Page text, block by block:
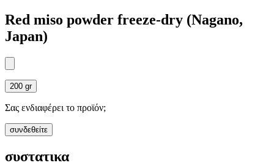
Red miso powder freeze-dry (Nagano,
Japan)
200 gr
Σας ενδιαφέρει το προϊόν;
συνδεθείτε
συστατικα